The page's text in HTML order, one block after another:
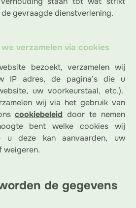
gevraagde dienstverlening.
verzamelen via cookies
bezoekt, verzamelen wij
IP adres, de pagina’s die u
uw voorkeurstaal, etc.).
wij via het gebruik van
cookiebeleid door te nemen
bent welke cookies wij
u deze kan aanvaarden, uw
weigeren.
de gegevens